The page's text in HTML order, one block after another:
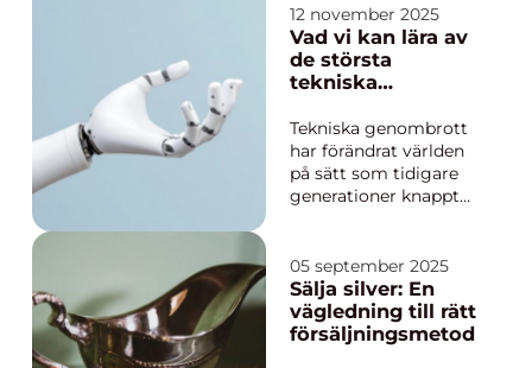
och avlägsna
bergsmaterial. Denna
process är avgörande
för en mängd olika
12 november 2025
Vad vi kan lära av
de största
tekniska
Tekniska genombrott
har förändrat världen
på sätt som tidigare
generationer knappt
internet till artificiell
intelligens och
rymdteknik har
innovationer inte bara
05 september 2025
Sälja silver: En
vägledning till rätt
försäljningsmetod